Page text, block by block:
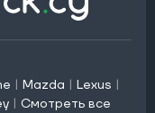
| Mazda | Lexus |
| Смотреть все